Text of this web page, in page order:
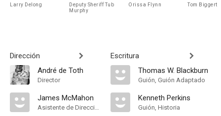
Larry Delong
Deputy Sheriff Tub
Murphy
Orissa Flynn Tom Biggert
Dirección
André de Toth
Director
James McMahon
Asistente de Dirección
Escritura
Thomas W. Blackburn
Guión, Guión Adaptado
Kenneth Perkins
Guión, Historia